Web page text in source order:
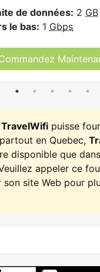
de données: 2 GB
le bas: 1 Gbps
TravelWifi puisse
en Quebec,
disponible que
appeler ce
son site Web pour